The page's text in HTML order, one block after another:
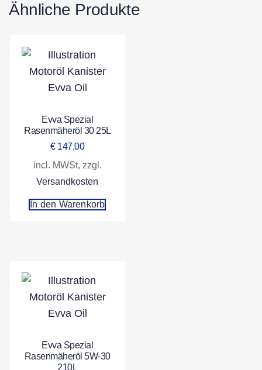
Ähnliche Produkte
Evva Spezial
Rasenmäheröl 30 25L
€147,00
incl. MWSt, zzgl.
Versandkosten
In den Warenkorb
Evva Spezial
Rasenmäheröl 5W-30
210L